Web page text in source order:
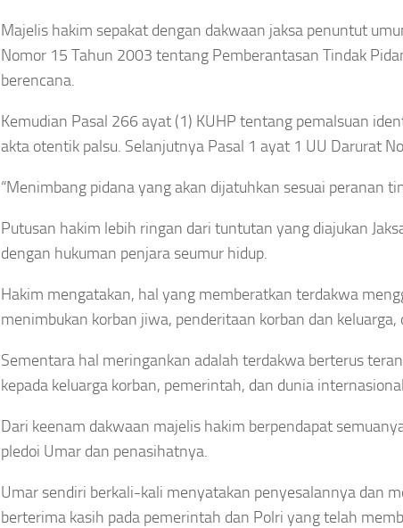
Majelis hakim sepakat dengan dakwaan jaksa penuntut
Nomor 15 Tahun 2003 tentang Pemberantasan Tindak
berencana.
Kemudian Pasal 266 ayat (1) KUHP tentang pemalsuan
akta otentik palsu. Selanjutnya Pasal 1 ayat 1 UU Darurat
“Menimbang pidana yang akan dijatuhkan sesuai peranan
Putusan hakim lebih ringan dari tuntutan yang diajukan
dengan hukuman penjara seumur hidup.
Hakim mengatakan, hal yang memberatkan terdakwa
menimbukan korban jiwa, penderitaan korban dan
Sementara hal meringankan adalah terdakwa berterus
kepada keluarga korban, pemerintah, dan dunia
Dari keenam dakwaan majelis hakim berpendapat
pledoi Umar dan penasihatnya.
Umar sendiri berkali-kali menyatakan penyesalannya dan
berterima kasih pada pemerintah dan Polri yang telah